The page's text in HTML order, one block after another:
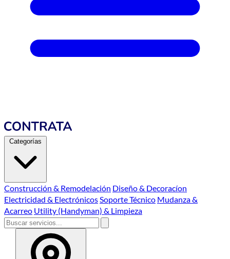
Categorías
Construcción & Remodelación Diseño & Decoracíon
Electricidad & ElectrónicosSoporte Técnico Mudanza &
Acarreo Utility (Handyman) & Limpieza